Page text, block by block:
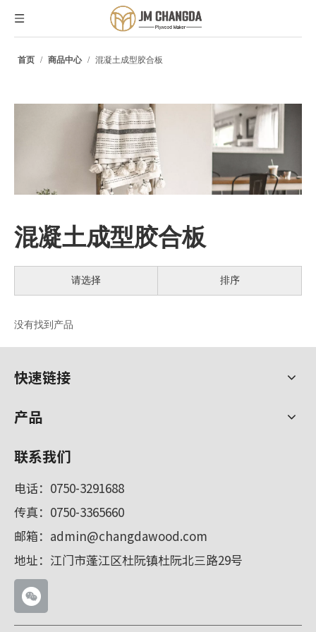
首页 / 商品中心 / 混凝土成型胶合板
混凝土成型胶合板
请选择 排序
没有找到产品
快速链接
产品
联系我们
电话：0750-3291688
传真：0750-3365660
邮箱： admin@changdawood.com
地址：江门市蓬江区杜阮镇杜阮北三路29号